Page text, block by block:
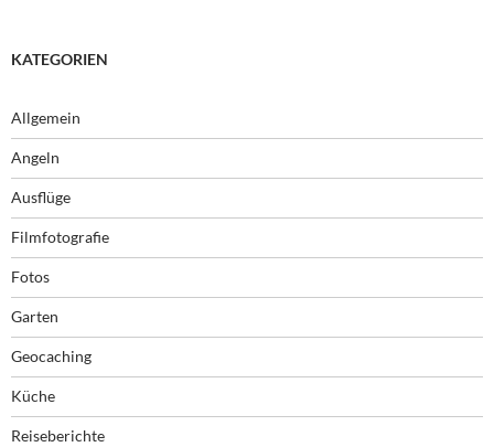
KATEGORIEN
Allgemein
Angeln
Ausflüge
Filmfotografie
Fotos
Garten
Geocaching
Küche
Reiseberichte